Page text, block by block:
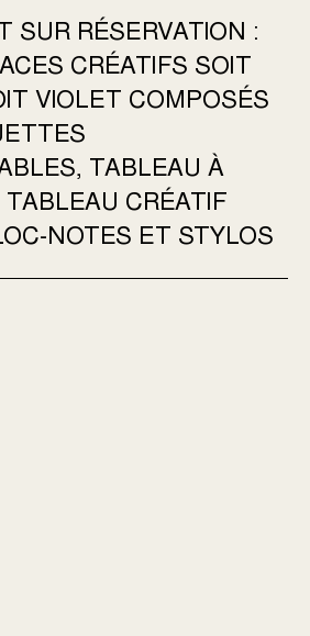
SUR RÉSERVATION :
CRÉATIFS SOIT
VIOLET COMPOSÉS
TABLEAU À
TABLEAU CRÉATIF
NOTES ET STYLOS